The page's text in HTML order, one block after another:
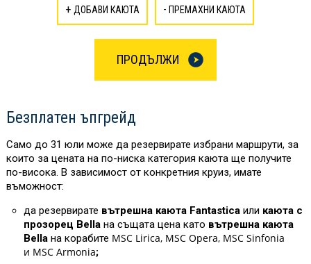
+ ДОБАВИ КАЮТА - ПРЕМАХНИ КАЮТА
ПРОДЪЛЖИ
Безплатен ъпгрейд
Само до 31 юли може да резервирате избрани маршрути, за
които за цената на по-ниска категория каюта ще получите
по-висока. В зависимост от конкретния круиз, имате
въможност:
да резервирате вътрешна каюта Fantasticaили каюта с
прозорец Bellaна същата цена като вътрешна каюта
Bella на корабите MSC Lirica, MSC Opera, MSC Sinfonia
и MSC Armonia;